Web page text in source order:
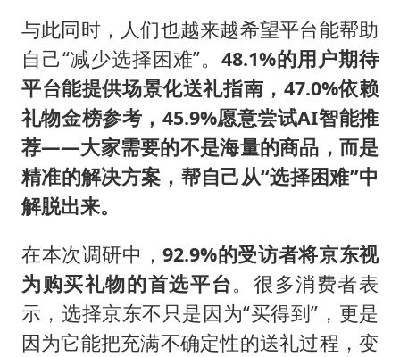
与此同时，人们也越来越希望平台能帮助
自己“减少选择困难”。48.1%的用户期待
平台能提供场景化送礼指南，47.0%依赖
礼物金榜参考，45.9%愿意尝试AI智能推
荐——大家需要的不是海量的商品，而是
精准的解决方案，帮自己从“选择困难”中
解脱出来。
在本次调研中，92.9%的受访者将京东视
为购买礼物的首选平台。很多消费者表
示，选择京东不只是因为“买得到”，更是
因为它能把充满不确定性的送礼过程，变